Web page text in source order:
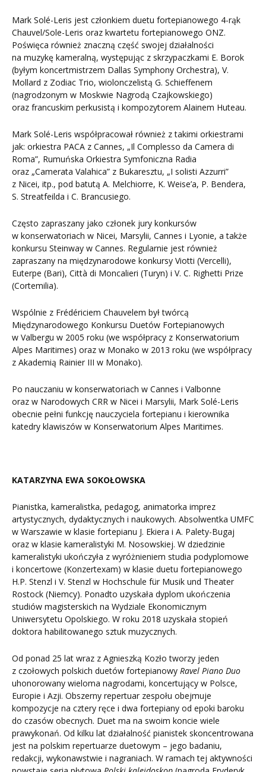
Mark Solé-Leris jest członkiem duetu fortepianowego 4-rąk
Chauvel/Sole-Leris oraz kwartetu fortepianowego ONZ.
Poświęca również znaczną część swojej działalności
na muzykę kameralną, występując z skrzypaczkami E. Borok
(byłym koncertmistrzem Dallas Symphony Orchestra), V.
Mollard z Zodiac Trio, wiolonczelistą G. Schieffenem
(nagrodzonym w Moskwie Nagrodą Czajkowskiego)
oraz francuskim perkusistą i kompozytorem Alainem Huteau.
Mark Solé-Leris współpracował również z takimi orkiestrami
jak: orkiestra PACA z Cannes, „Il Complesso da Camera di
Roma”, Rumuńska Orkiestra Symfoniczna Radia
oraz „Camerata Valahica” z Bukaresztu, „I solisti Azzurri”
z Nicei, itp., pod batutą A. Melchiorre, K. Weise’a, P. Bendera,
S. Streatfeilda i C. Brancusiego.
Często zapraszany jako członek jury konkursów
w konserwatoriach w Nicei, Marsylii, Cannes i Lyonie, a także
konkursu Steinway w Cannes. Regularnie jest również
zapraszany na międzynarodowe konkursy Viotti (Vercelli),
Euterpe (Bari), Città di Moncalieri (Turyn) i V. C. Righetti Prize
(Cortemilia).
Wspólnie z Frédériciem Chauvelem był twórcą
Międzynarodowego Konkursu Duetów Fortepianowych
w Valbergu w 2005 roku (we współpracy z Konserwatorium
Alpes Maritimes) oraz w Monako w 2013 roku (we współpracy
z Akademią Rainier III w Monako).
Po nauczaniu w konserwatoriach w Cannes i Valbonne
oraz w Narodowych CRR w Nicei i Marsylii, Mark Solé-Leris
obecnie pełni funkcję nauczyciela fortepianu i kierownika
katedry klawiszów w Konserwatorium Alpes Maritimes.
KATARZYNA EWA SOKOŁOWSKA
Pianistka, kameralistka, pedagog, animatorka imprez
artystycznych, dydaktycznych i naukowych. Absolwentka UMFC
w Warszawie w klasie fortepianu J. Ekiera i A. Palety-Bugaj
oraz w klasie kameralistyki M. Nosowskiej. W dziedzinie
kameralistyki ukończyła z wyróżnieniem studia podyplomowe
i koncertowe (Konzertexam) w klasie duetu fortepianowego
H.P. Stenzl i V. Stenzl w Hochschule für Musik und Theater
Rostock (Niemcy). Ponadto uzyskała dyplom ukończenia
studiów magisterskich na Wydziale Ekonomicznym
Uniwersytetu Opolskiego. W roku 2018 uzyskała stopień
doktora habilitowanego sztuk muzycznych.
Od ponad 25 lat wraz z Agnieszką Kozło tworzy jeden
z czołowych polskich duetów fortepianowy Ravel Piano Duo
uhonorowany wieloma nagrodami, koncertujący w Polsce,
Europie i Azji. Obszerny repertuar zespołu obejmuje
kompozycje na cztery ręce i dwa fortepiany od epoki baroku
do czasów obecnych. Duet ma na swoim koncie wiele
prawykonań. Od kilku lat działalność pianistek skoncentrowana
jest na polskim repertuarze duetowym – jego badaniu,
redakcji, wykonawstwie i nagraniach. W ramach tej aktywności